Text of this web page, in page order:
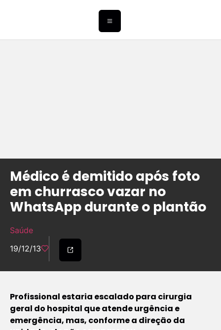
Médico é demitido após foto
em churrasco vazar no
WhatsApp durante o plantão
Saúde
19/12/13
Profissional estaria escalado para cirurgia
geral do hospital que atende urgência e
emergência, mas, conforme a direção da